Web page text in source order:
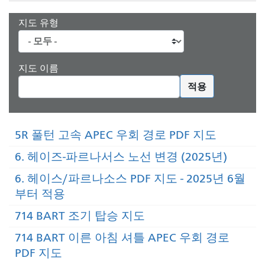
지도 유형
지도 이름
적용
5R 풀턴 고속 APEC 우회 경로 PDF 지도
6. 헤이즈-파르나서스 노선 변경 (2025년)
6. 헤이스/파르나소스 PDF 지도 - 2025년 6월
부터 적용
714 BART 조기 탑승 지도
714 BART 이른 아침 셔틀 APEC 우회 경로
PDF 지도